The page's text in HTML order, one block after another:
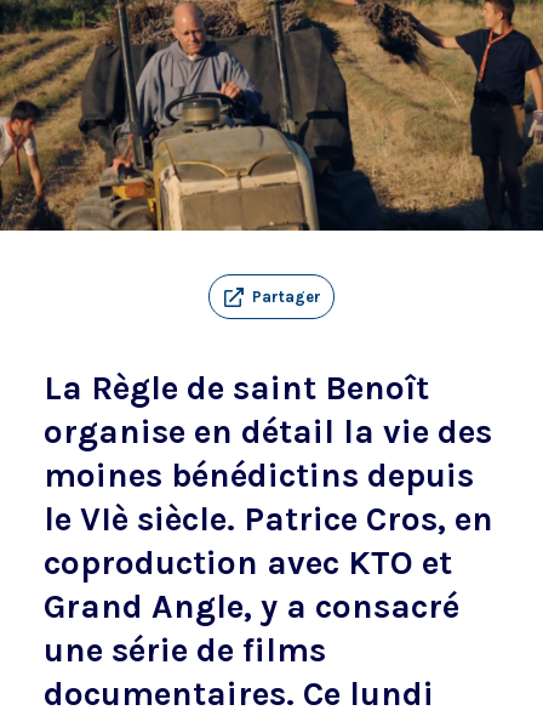
Partager
La Règle de saint Benoît
organise en détail la vie des
moines bénédictins depuis
le VIè siècle. Patrice Cros, en
coproduction avec KTO et
Grand Angle, y a consacré
une série de films
documentaires. Ce lundi